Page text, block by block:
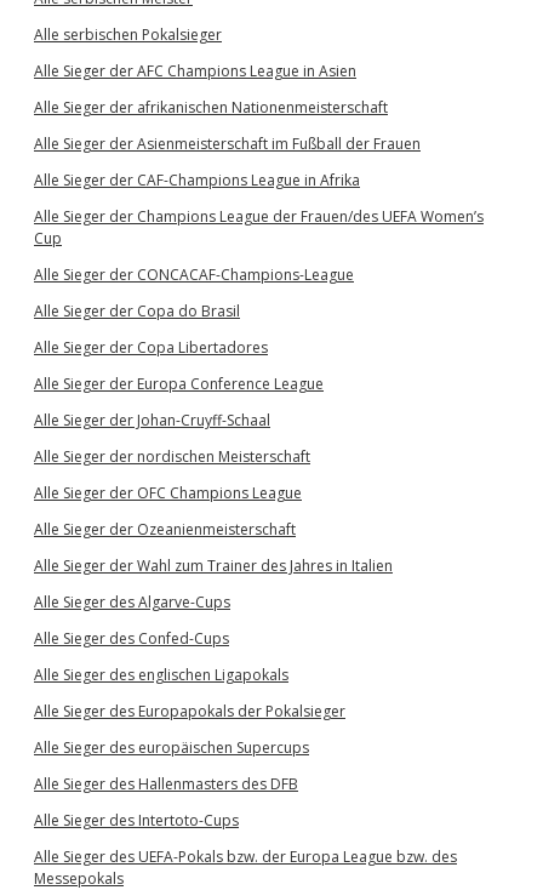
Alle serbischen Pokalsieger
Alle Sieger der AFC Champions League in Asien
Alle Sieger der afrikanischen Nationenmeisterschaft
Alle Sieger der Asienmeisterschaft im Fußball der Frauen
Alle Sieger der CAF-Champions League in Afrika
Alle Sieger der Champions League der Frauen/des UEFA Women’s
Cup
Alle Sieger der CONCACAF-Champions-League
Alle Sieger der Copa do Brasil
Alle Sieger der Copa Libertadores
Alle Sieger der Europa Conference League
Alle Sieger der Johan-Cruyff-Schaal
Alle Sieger der nordischen Meisterschaft
Alle Sieger der OFC Champions League
Alle Sieger der Ozeanienmeisterschaft
Alle Sieger der Wahl zum Trainer des Jahres in Italien
Alle Sieger des Algarve-Cups
Alle Sieger des Confed-Cups
Alle Sieger des englischen Ligapokals
Alle Sieger des Europapokals der Pokalsieger
Alle Sieger des europäischen Supercups
Alle Sieger des Hallenmasters des DFB
Alle Sieger des Intertoto-Cups
Alle Sieger des UEFA-Pokals bzw. der Europa League bzw. des
Messepokals